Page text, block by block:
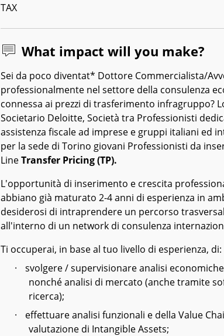
TAX
What impact will you make?
Sei da poco diventat* Dottore Commercialista/
professionalmente nel settore della consulenza
connessa ai prezzi di trasferimento infragruppo?
Societario Deloitte, Società tra Professionisti
assistenza fiscale ad imprese e gruppi italiani ed
per la sede di Torino giovani Professionisti da
LineTransfer Pricing (TP).
L'opportunità di inserimento e crescita
abbiano già maturato 2-4 anni di esperienza in
desiderosi di intraprendere un percorso
all'interno di un network di consulenza
Ti occuperai, in base al tuo livello di esperienza, di:
·
svolgere / supervisionare analisi
nonché analisi di mercato (anche tramite
ricerca);
·
effettuare analisi funzionali e della Value
valutazione di Intangible Assets;